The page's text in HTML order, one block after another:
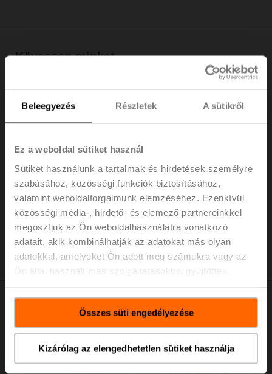
Beleegyezés Részletek A sütikről
Ez a weboldal sütiket használ
Sütiket használunk a tartalmak és hirdetések személyre
szabásához, közösségi funkciók biztosításához,
valamint weboldalforgalmunk elemzéséhez. Ezenkívül
közösségi média-, hirdető- és elemező partnereinkkel
megosztjuk az Ön weboldalhasználatra vonatkozó
adatait, akik kombinálhatják az adatokat más olyan
adatokkal, amelyeket Ön adott meg számukra vagy az
Ön által használt más szolgáltatásokból gyűjtöttek.
Összes süti engedélyezése
Kizárólag az elengedhetetlen sütiket használja
Kövessen minket
LinkedIn
Xing
Glassdoor
Kununu
Careers@BELIMO